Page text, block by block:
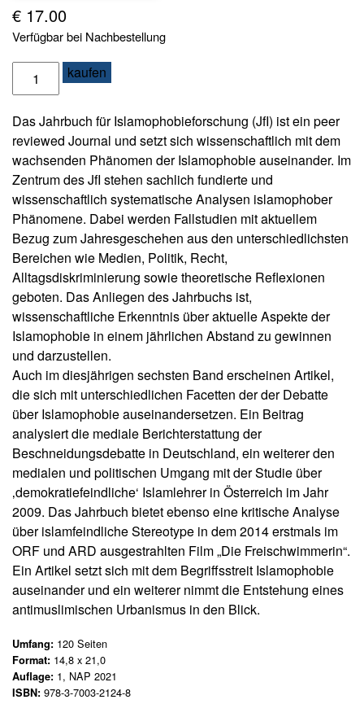
e
r
K
n
a
k
t
A
u
li
e
f
e
r
n
g
A
u
t
o
r*
i
n
n
e
n
e
u
r
s
c
h
€ 17.00
Verfügbar bei Nachbestellung
a
r
b
u
c
h
f
ü
r
I
s
l
a
m
o
p
h
o
b
i
e
f
o
r
s
c
h
u
n
g
2
kaufen
Das Jahrbuch für Islamophobieforschung (JfI) ist ein peer
reviewed Journal und setzt sich wissenschaftlich mit dem
wachsenden Phänomen der Islamophobie auseinander. Im
Zentrum des JfI stehen sachlich fundierte und
wissenschaftlich systematische Analysen islamophober
Phänomene. Dabei werden Fallstudien mit aktuellem
Bezug zum Jahresgeschehen aus den unterschiedlichsten
Bereichen wie Medien, Politik, Recht,
Alltagsdiskriminierung sowie theoretische Reflexionen
geboten. Das Anliegen des Jahrbuchs ist,
wissenschaftliche Erkenntnis über aktuelle Aspekte der
Islamophobie in einem jährlichen Abstand zu gewinnen
und darzustellen.
Auch im diesjährigen sechsten Band erscheinen Artikel,
die sich mit unterschiedlichen Facetten der der Debatte
über Islamophobie auseinandersetzen. Ein Beitrag
analysiert die mediale Berichterstattung der
Beschneidungsdebatte in Deutschland, ein weiterer den
medialen und politischen Umgang mit der Studie über
‚demokratiefeindliche‘ Islamlehrer in Österreich im Jahr
2009. Das Jahrbuch bietet ebenso eine kritische Analyse
über islamfeindliche Stereotype in dem 2014 erstmals im
ORF und ARD ausgestrahlten Film „Die Freischwimmerin“.
Ein Artikel setzt sich mit dem Begriffsstreit Islamophobie
auseinander und ein weiterer nimmt die Entstehung eines
antimuslimischen Urbanismus in den Blick.
Umfang: 120 Seiten
Format: 14,8 x 21,0
Auflage: 1, NAP 2021
ISBN: 978-3-7003-2124-8